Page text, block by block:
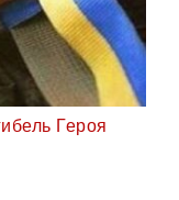
Героя